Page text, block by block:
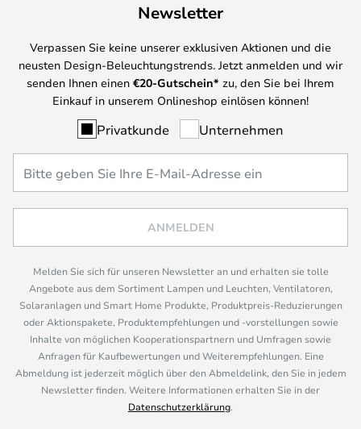
Newsletter
Verpassen Sie keine unserer exklusiven Aktionen und die
neusten Design-Beleuchtungstrends. Jetzt anmelden und wir
senden Ihnen einen €20-Gutschein* zu, den Sie bei Ihrem
Einkauf in unserem Onlineshop einlösen können!
Privatkunde Unternehmen
ANMELDEN
Melden Sie sich für unseren Newsletter an und erhalten sie tolle
Angebote aus dem Sortiment Lampen und Leuchten, Ventilatoren,
Solaranlagen und Smart Home Produkte, Produktpreis-Reduzierungen
oder Aktionspakete, Produktempfehlungen und -vorstellungen sowie
Inhalte von möglichen Kooperationspartnern und Umfragen sowie
Anfragen für Kaufbewertungen und Weiterempfehlungen. Eine
Abmeldung ist jederzeit möglich über den Abmeldelink, den Sie in jedem
Newsletter finden. Weitere Informationen erhalten Sie in der
Datenschutzerklärung.